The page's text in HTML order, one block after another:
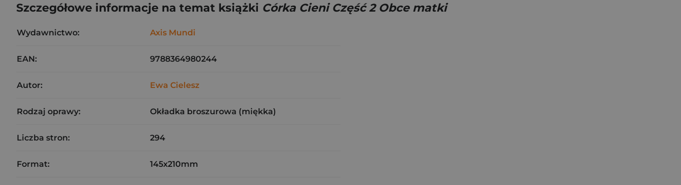
Szczegółowe informacje na temat książki Córka Cieni Część 2 Obce matki
Wydawnictwo: Axis Mundi
EAN: 9788364980244
Autor: Ewa Cielesz
Rodzaj oprawy: Okładka broszurowa (miękka)
Liczba stron: 294
Format: 145x210mm